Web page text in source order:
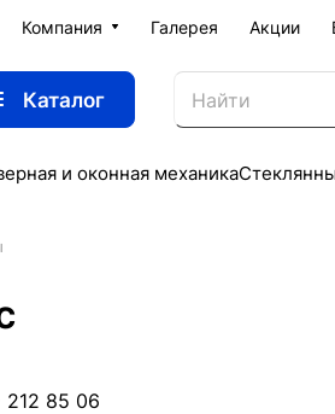
Компания Галерея Акции
Каталог
и оконная механика
212 85 06